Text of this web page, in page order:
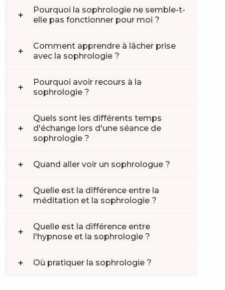
Pourquoi la sophrologie ne semble-t-
elle pas fonctionner pour moi ?
Comment apprendre à lâcher prise
avec la sophrologie ?
Pourquoi avoir recours à la
sophrologie ?
Quels sont les différents temps
d'échange lors d'une séance de
sophrologie ?
Quand aller voir un sophrologue ?
Quelle est la différence entre la
méditation et la sophrologie ?
Quelle est la différence entre
l'hypnose et la sophrologie ?
Où pratiquer la sophrologie ?